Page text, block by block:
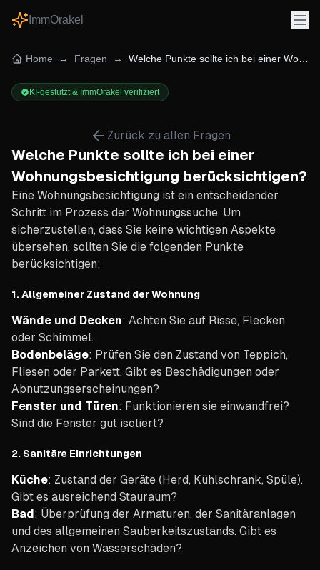
ImmOrakel
Home → Fragen →
KI-gestützt & ImmOrakel verifiziert
Zurück zu allen Fragen
Welche Punkte sollte ich bei einer
Wohnungsbesichtigung berücksichtigen?
Eine Wohnungsbesichtigung ist ein entscheidender
Schritt im Prozess der Wohnungssuche. Um
sicherzustellen, dass Sie keine wichtigen Aspekte
übersehen, sollten Sie die folgenden Punkte
berücksichtigen:
1.Allgemeiner Zustand der Wohnung
Wände und Decken: Achten Sie auf Risse, Flecken
oder Schimmel.
Bodenbeläge: Prüfen Sie den Zustand von Teppich,
Fliesen oder Parkett. Gibt es Beschädigungen oder
Abnutzungserscheinungen?
Fenster und Türen: Funktionieren sie einwandfrei?
Sind die Fenster gut isoliert?
2. Sanitäre Einrichtungen
Küche: Zustand der Geräte (Herd, Kühlschrank, Spüle).
Gibt es ausreichend Stauraum?
Bad: Überprüfung der Armaturen, der Sanitäranlagen
und des allgemeinen Sauberkeitszustands. Gibt es
Anzeichen von Wasserschäden?